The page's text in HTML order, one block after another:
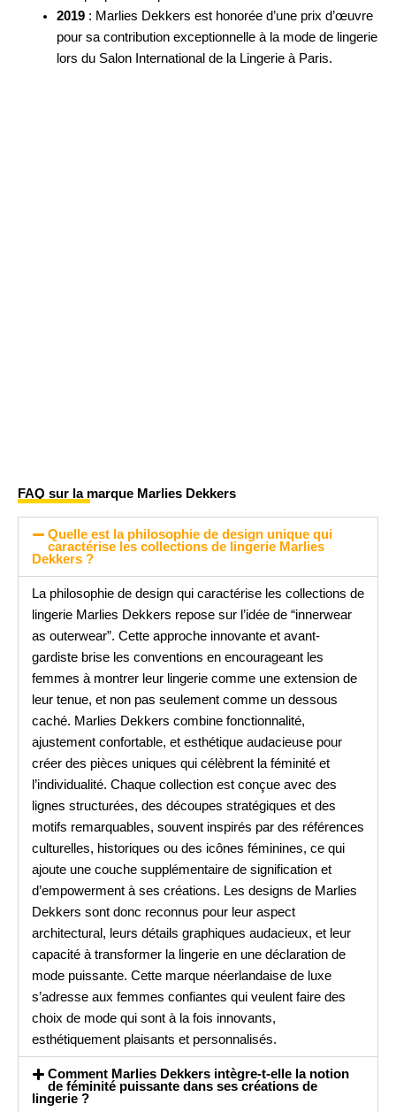
2019: Marlies Dekkers est honorée d’une prix d’œuvre
pour sa contribution exceptionnelle à la mode de lingerie
lors du Salon International de la Lingerie à Paris.
FAQ sur la marque Marlies Dekkers
Quelle est la philosophie de design unique qui
caractérise les collections de lingerie Marlies
Dekkers ?
La philosophie de design qui caractérise les collections de
lingerie Marlies Dekkers repose sur l’idée de “innerwear
as outerwear”. Cette approche innovante et avant-
gardiste brise les conventions en encourageant les
femmes à montrer leur lingerie comme une extension de
leur tenue, et non pas seulement comme un dessous
caché. Marlies Dekkers combine fonctionnalité,
ajustement confortable, et esthétique audacieuse pour
créer des pièces uniques qui célèbrent la féminité et
l’individualité. Chaque collection est conçue avec des
lignes structurées, des découpes stratégiques et des
motifs remarquables, souvent inspirés par des références
culturelles, historiques ou des icônes féminines, ce qui
ajoute une couche supplémentaire de signification et
d’empowerment à ses créations. Les designs de Marlies
Dekkers sont donc reconnus pour leur aspect
architectural, leurs détails graphiques audacieux, et leur
capacité à transformer la lingerie en une déclaration de
mode puissante. Cette marque néerlandaise de luxe
s’adresse aux femmes confiantes qui veulent faire des
choix de mode qui sont à la fois innovants,
esthétiquement plaisants et personnalisés.
Comment Marlies Dekkers intègre-t-elle la notion
de féminité puissante dans ses créations de
lingerie ?